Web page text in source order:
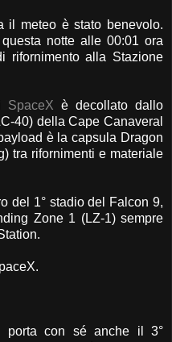
il meteo è stato benevolo.
notte alle 00:01 ora
rifornimento alla Stazione
SpaceX è decollato dallo
40) della Cape Canaveral
è la capsula Dragon
tra rifornimenti e materiale
del 1° stadio del Falcon 9,
Zone 1 (LZ-1) sempre
porta con sé anche il 3°